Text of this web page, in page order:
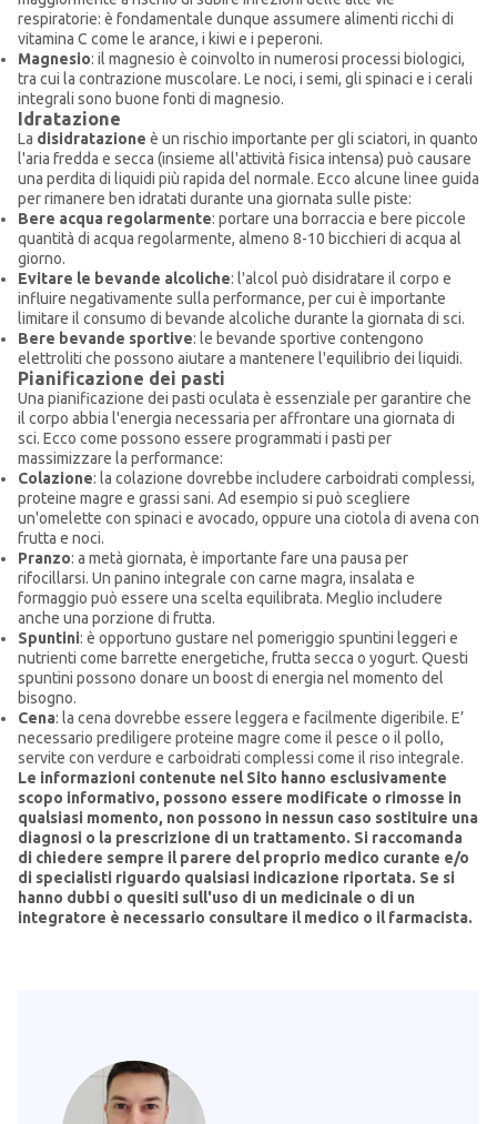
respiratorie: è fondamentale dunque assumere alimenti ricchi di
vitamina C come le arance, i kiwi e i peperoni.
Magnesio: il magnesio è coinvolto in numerosi processi biologici,
tra cui la contrazione muscolare. Le noci, i semi, gli spinaci e i cerali
integrali sono buone fonti di magnesio.
Idratazione
La disidratazione è un rischio importante per gli sciatori, in quanto
l'aria fredda e secca (insieme all'attività fisica intensa) può causare
una perdita di liquidi più rapida del normale. Ecco alcune linee guida
per rimanere ben idratati durante una giornata sulle piste:
Bere acqua regolarmente: portare una borraccia e bere piccole
quantità di acqua regolarmente, almeno 8-10 bicchieri di acqua al
giorno.
Evitare le bevande alcoliche: l'alcol può disidratare il corpo e
influire negativamente sulla performance, per cui è importante
limitare il consumo di bevande alcoliche durante la giornata di sci.
Bere bevande sportive: le bevande sportive contengono
elettroliti che possono aiutare a mantenere l'equilibrio dei liquidi.
Pianificazione dei pasti
Una pianificazione dei pasti oculata è essenziale per garantire che
il corpo abbia l'energia necessaria per affrontare una giornata di
sci. Ecco come possono essere programmati i pasti per
massimizzare la performance:
Colazione: la colazione dovrebbe includere carboidrati complessi,
proteine magre e grassi sani. Ad esempio si può scegliere
un'omelette con spinaci e avocado, oppure una ciotola di avena con
frutta e noci.
Pranzo: a metà giornata, è importante fare una pausa per
rifocillarsi. Un panino integrale con carne magra, insalata e
formaggio può essere una scelta equilibrata. Meglio includere
anche una porzione di frutta.
Spuntini: è opportuno gustare nel pomeriggio spuntini leggeri e
nutrienti come barrette energetiche, frutta secca o yogurt. Questi
spuntini possono donare un boost di energia nel momento del
bisogno.
Cena: la cena dovrebbe essere leggera e facilmente digeribile. E’
necessario prediligere proteine magre come il pesce o il pollo,
servite con verdure e carboidrati complessi come il riso integrale.
Le informazioni contenute nel Sito hanno esclusivamente
scopo informativo, possono essere modificate o rimosse in
qualsiasi momento, non possono in nessun caso sostituire una
diagnosi o la prescrizione di un trattamento. Si raccomanda
di chiedere sempre il parere del proprio medico curante e/o
di specialisti riguardo qualsiasi indicazione riportata. Se si
hanno dubbi o quesiti sull'uso di un medicinale o di un
integratore è necessario consultare il medico o il farmacista.